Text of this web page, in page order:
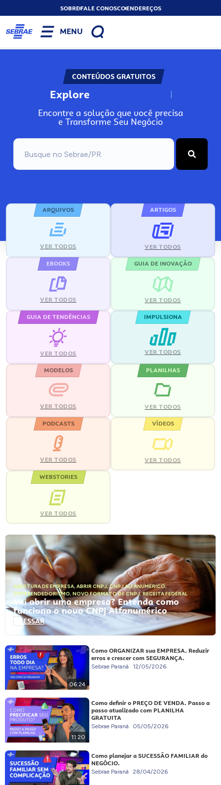
SOBREFALE CONOSCOENDEREÇOS
MENU
CONTEÚDOS GRATUITOS
Explore N
Encontre a solução que você precisa
e Transforme Seu Negócio
ARQUIVOS
VER TODOS
ARTIGOS
VER TODOS
EBOOKS
VER TODOS
GUIA DE INOVAÇÃO
VER TODOS
GUIA DE TENDÊNCIAS
VER TODOS
IMPULSIONA
VER TODOS
MODELOS
VER TODOS
PLANILHAS
VER TODOS
PODCASTS
VER TODOS
VÍDEOS
VER TODOS
WEBSTORIES
VER TODOS
ABERTURA DE EMPRESA, ABRIR CNPJ,CNPJ ALFANUMÉRICO,
EMPREENDEDORISMO, NOVO FORMATO DE CNPJ,RECEITA FEDERAL
Vai abrir uma empresa? Entenda como
funciona o novo CNPJ Alfanumérico
ACESSAR
06:24
Como ORGANIZAR sua EMPRESA. Reduzir
erros e crescer com SEGURANÇA.
Sebrae Paraná 12/05/2026
11:20
Como definir o PREÇO DE VENDA. Passo a
passo atualizado com PLANILHA
GRATUITA
Sebrae Paraná 05/05/2026
Como planejar a SUCESSÃO FAMILIAR do
NEGÓCIO.
Sebrae Paraná 28/04/2026